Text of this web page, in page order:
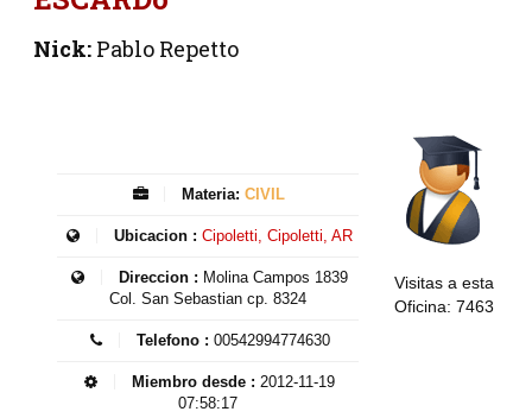
Nick:Pablo Repetto
Materia: CIVIL
Ubicacion : Cipoletti, Cipoletti, AR
Direccion : Molina Campos 1839
Col. San Sebastian cp. 8324
Telefono : 00542994774630
Miembro desde : 2012-11-19
07:58:17
Visitas a esta
Oficina: 7463